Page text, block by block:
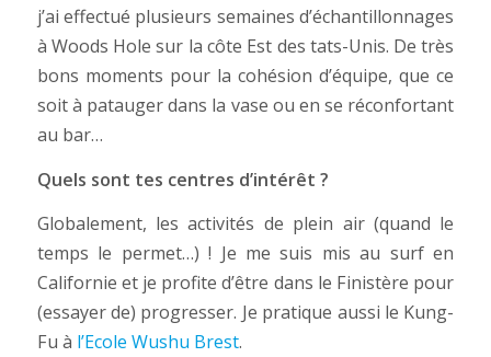
j’ai effectué plusieurs semaines d’échantillonnages
à Woods Hole sur la côte Est des tats-Unis. De très
bons moments pour la cohésion d’équipe, que ce
soit à patauger dans la vase ou en se réconfortant
au bar…
Quels sont tes centres d’intérêt ?
Globalement, les activités de plein air (quand le
temps le permet…) ! Je me suis mis au surf en
Californie et je profite d’être dans le Finistère pour
(essayer de) progresser. Je pratique aussi le Kung-
Fu à l’Ecole Wushu Brest.